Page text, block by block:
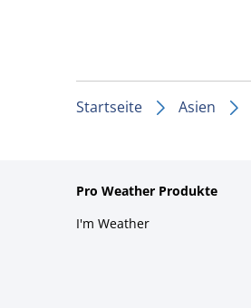
Startseite Asien
Pro Weather Produkte
I'm Weather